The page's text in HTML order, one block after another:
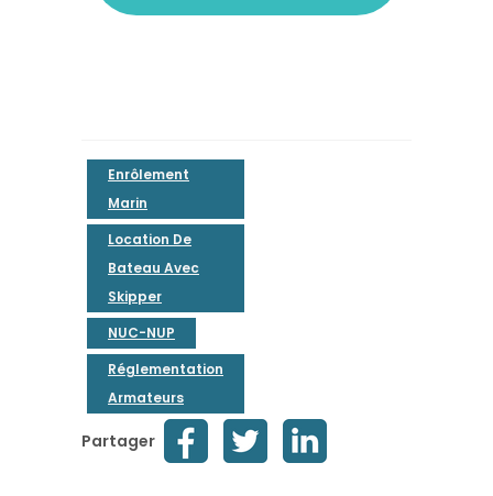
Enrôlement
Marin
Location De
Bateau Avec
Skipper
NUC-NUP
Réglementation
Armateurs
Partager